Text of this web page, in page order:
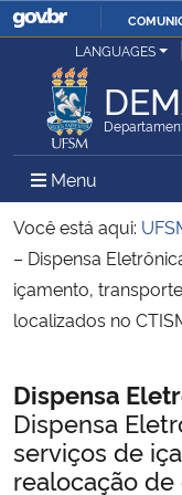
Ministério da Justiça e
Ministério da Defesa
Ministério das Relações
Ministério da Economia
Ministério da Agricultura,
Ministério da Educação
LANGUAGES
Menu Menu
Você está aqui:
– Dispensa
içamento,
localizados no
Início do conteúdo
Dispensa
Dispensa
serviços de
realocação